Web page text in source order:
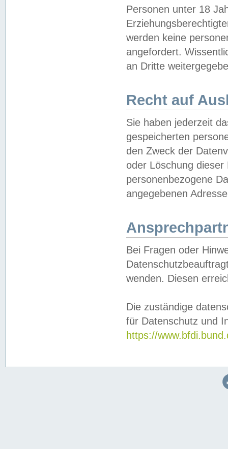
Personen unter 18
werden keine
angefordert.
an Dritte
Recht auf
Sie haben jederzeit
gespeicherten
den Zweck der
oder Löschung
personenbezogene
angegebenen
Bei Fragen oder
wenden. Diesen
Die zuständige
für Datenschutz und
https://